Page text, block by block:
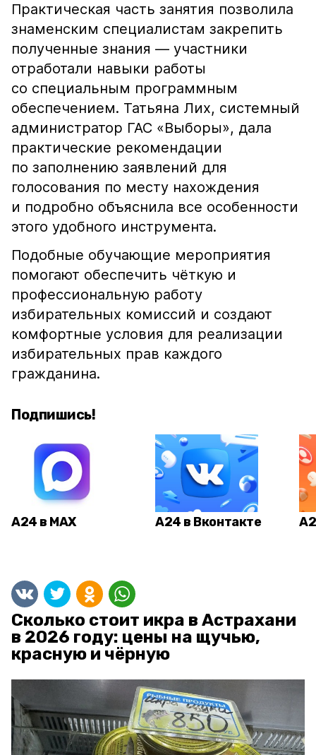
Практическая часть занятия позволила
знаменским специалистам закрепить
полученные знания — участники
отработали навыки работы
со специальным программным
обеспечением. Татьяна Лих, системный
администратор ГАС «Выборы», дала
практические рекомендации
по заполнению заявлений для
голосования по месту нахождения
и подробно объяснила все особенности
этого удобного инструмента.
Подобные обучающие мероприятия
помогают обеспечить чёткую и
профессиональную работу
избирательных комиссий и создают
комфортные условия для реализации
избирательных прав каждого
гражданина.
Подпишись!
А24 в MAX А24 в Вконтакте
Сколько стоит икра в Астрахани
в 2026 году: цены на щучью,
красную и чёрную